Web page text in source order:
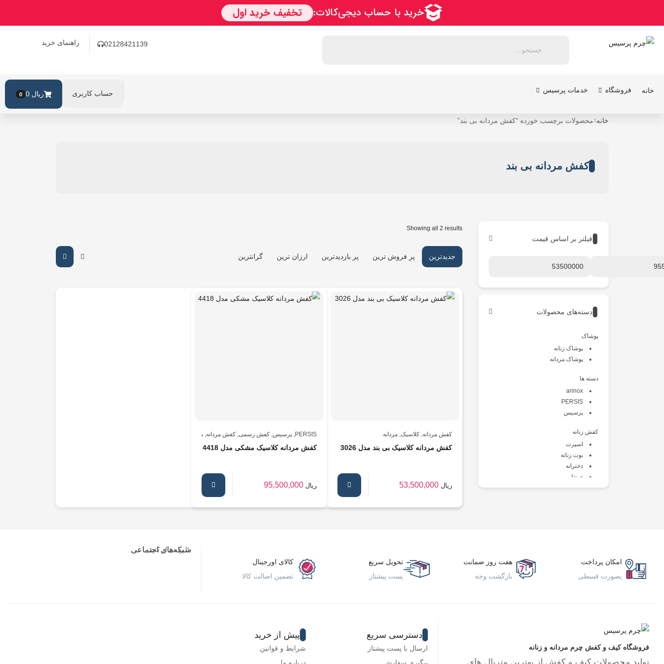
02128421139 راهنمای خرید
خانه فروشگاه خدمات پرسیس حساب کاربری 0 ریال 0
خانه محصولات برچسب خورده “کفش مردانه بی بند”
کفش مردانه بی بند
Showing all 2 results
پر فروش ترین پر بازدیدترین جدیدترین ارزان ترین گرانترین
کفش مردانه کلاسیک مردانه
کفش مردانه کلاسیک بی بند مدل 3026
53,500,000 ریال
PERSIS
,پرسیس ,کفش رسمی ,کفش مردانه ,مردانه
کفش مردانه کلاسیک مشکی مدل 4418
95,500,000 ریال
فیلتر بر اساس قیمت
دسته‌های محصولات
پوشاک
پوشاک زنانه
پوشاک مردانه
دسته ها
arinox
PERSIS
پرسیس
کفش زنانه
اسپرت
بوت زنانه
دخترانه
صندل
طبی
لوازم کفش
طبی
امکان پرداخت
بصورت قسطی
هفت روز ضمانت
بازگشت وجه
تحویل سریع
پست پیشتاز
کالای اورجینال
تضمین اصالت کالا
شبکه‌های اجتماعی
ما را دنبال کنید…
فروشگاه کیف و کفش چرم مردانه و زنانه
دسترسی سریع
ارسال با پست پیشتاز
پیش از خرید
شرایط و قوانین